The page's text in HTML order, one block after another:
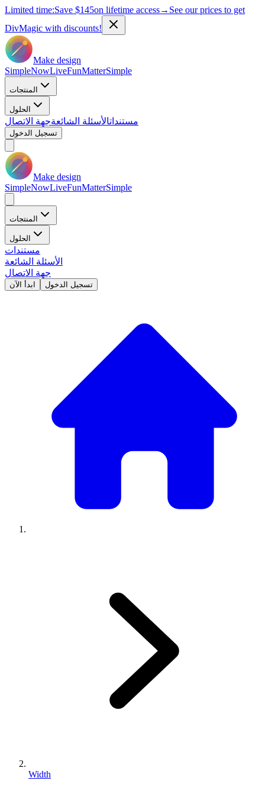
Limited time:Save $145on lifetime access→ See our prices to get
DivMagic with discounts!
Make design
SimpleNowLiveFunMatterSimple
المنتجات
الحلول
مستنداتالأسئلة الشائعةجهة الاتصال
تسجيل الدخول
Make design
SimpleNowLiveFunMatterSimple
المنتجات
الحلول
مستندات
الأسئلة الشائعة
جهة الاتصال
ابدأ الآن تسجيل الدخول
Width